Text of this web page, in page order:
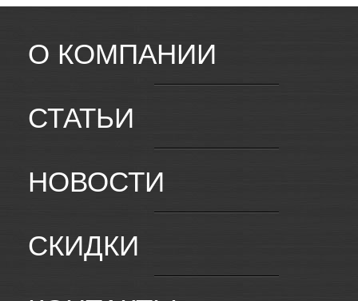
О КОМПАНИИ
СТАТЬИ
НОВОСТИ
СКИДКИ